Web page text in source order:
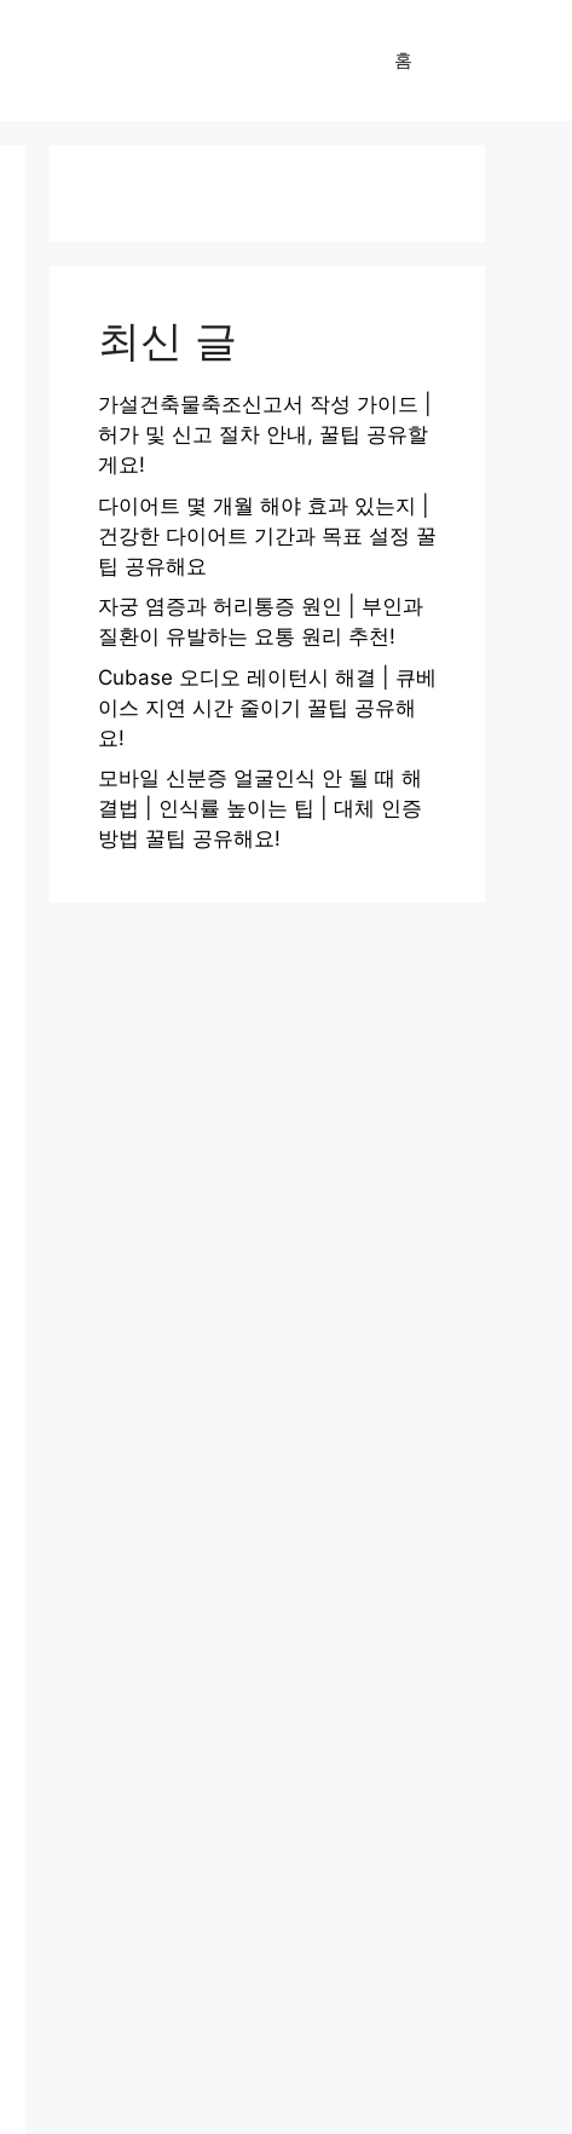
홈
최신 글
가설건축물축조신고서 작성 가이드 |
허가 및 신고 절차 안내, 꿀팁 공유할
게요!
다이어트 몇 개월 해야 효과 있는지 |
건강한 다이어트 기간과 목표 설정 꿀
팁 공유해요
자궁 염증과 허리통증 원인 | 부인과
질환이 유발하는 요통 원리 추천!
Cubase 오디오 레이턴시 해결 | 큐베
이스 지연 시간 줄이기 꿀팁 공유해
요!
모바일 신분증 얼굴인식 안 될 때 해
결법 | 인식률 높이는 팁 | 대체 인증
방법 꿀팁 공유해요!